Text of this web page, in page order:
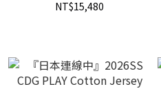
Quilted Jacket with Black
NT$15,480